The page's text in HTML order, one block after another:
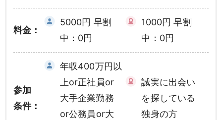
料金：
5000円 早割
中：0円
1000円 早割
中：0円
参加
条件：
年収400万円以
上or正社員or
大手企業勤務
or公務員or大
誠実に出会い
を探している
独身の方